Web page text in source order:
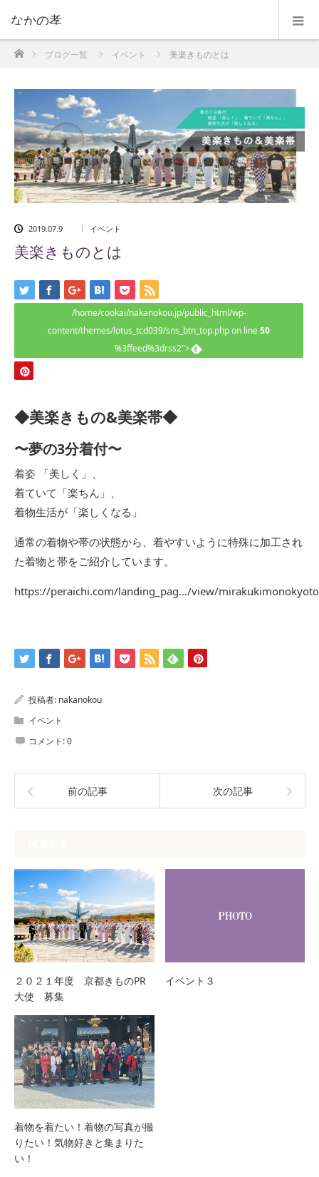
なかの孝
ホームブログ一覧 イベント 美楽きものとは
2019.07.9 イベント
美楽きものとは
/home/cookai/nakanokou.jp/public_html/wp-
content/themes/lotus_tcd039/sns_btn_top.php on line50
%3ffeed%3drss2">
◆美楽きもの&美楽帯◆
〜夢の3分着付〜
着姿 「美しく」、
着ていて「楽ちん」、
着物生活が「楽しくなる」
通常の着物や帯の状態から、着やすいように特殊に加工され
た着物と帯をご紹介しています。
https://peraichi.com/landing_pag…/view/
投稿者: nakanokou
イベント
コメント:0
前の記事 次の記事
２０２１年度 京都きものPR
大使 募集
イベント３
着物を着たい！着物の写真が撮
りたい！気物好きと集まりた
い！